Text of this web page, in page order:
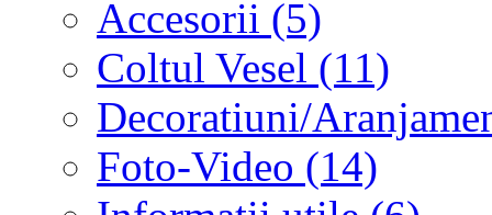
Accesorii (5)
Coltul Vesel (11)
Decoratiuni/
Foto-Video (14)